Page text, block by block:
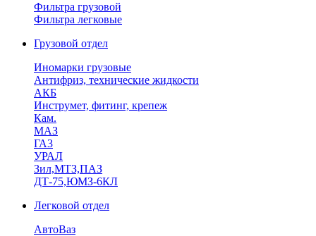
Фильтра грузовой
Фильтра легковые
Грузовой отдел
Иномарки грузовые
Антифриз, технические жидкости
АКБ
Инструмет, фитинг, крепеж
Кам.
МАЗ
ГА3
УРАЛ
Зил,МТЗ,ПАЗ
ДТ-75,ЮМЗ-6КЛ
Легковой отдел
АвтоВаз